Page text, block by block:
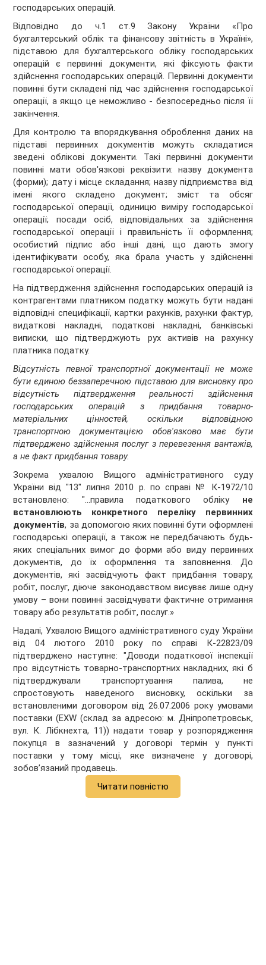
господарських операцій.
Відповідно до ч.1 ст.9 Закону України «Про
бухгалтерський облік та фінансову звітність в Україні»,
підставою для бухгалтерського обліку господарських
операцій є первинні документи, які фіксують факти
здійснення господарських операцій. Первинні документи
повинні бути складені під час здійснення господарської
операції, а якщо це неможливо - безпосередньо після її
закінчення.
Для контролю та впорядкування оброблення даних на
підставі первинних документів можуть складатися
зведені облікові документи. Такі первинні документи
повинні мати обов'язкові реквізити: назву документа
(форми); дату і місце складання; назву підприємства від
імені якого складено документ; зміст та обсяг
господарської операції, одиницю виміру господарської
операції; посади осіб, відповідальних за здійснення
господарської операції і правильність її оформлення;
особистий підпис або інші дані, що дають змогу
ідентифікувати особу, яка брала участь у здійсненні
господарської операції.
На підтвердження здійснення господарських операцій із
контрагентами платником податку можуть бути надані
відповідні специфікації, картки рахунків, рахунки фактур,
видаткові накладні, податкові накладні, банківські
виписки, що підтверджують рух активів на рахунку
платника податку.
Відсутність певної транспортної документації не може
бути єдиною беззаперечною підставою для висновку про
відсутність підтвердження реальності здійснення
господарських операцій з придбання товарно-
матеріальних цінностей, оскільки відповідною
транспортною документацією обов'язково має бути
підтверджено здійснення послуг з перевезення вантажів,
а не факт придбання товару.
Зокрема ухвалою Вищого адміністративного суду
України від "13" липня 2010 р. по справі № К-1972/10
встановлено: "…правила податкового обліку не
встановлюють конкретного переліку первинних
документів, за допомогою яких повинні бути оформлені
господарські операції, а також не передбачають будь-
яких спеціальних вимог до форми або виду первинних
документів, до їх оформлення та заповнення. До
документів, які засвідчують факт придбання товару,
робіт, послуг, діюче законодавством висуває лише одну
умову – вони повинні засвідчувати фактичне отримання
товару або результатів робіт, послуг.»
Надалі, Ухвалою Вищого адміністративного суду України
від 04 лютого 2010 року по справі К-22823/09
підтверджено наступне: "Доводи податкової інспекції
про відсутність товарно-транспортних накладних, які б
підтверджували транспортування палива, не
спростовують наведеного висновку, оскільки за
встановленими договором від 26.07.2006 року умовами
поставки (EXW (склад за адресою: м. Дніпропетровськ,
вул. К. Лібкнехта, 11)) надати товар у розпорядження
покупця в зазначений у договорі термін у пункті
поставки у тому місці, яке визначене у договорі,
зобов’язаний продавець.
Читати повністю